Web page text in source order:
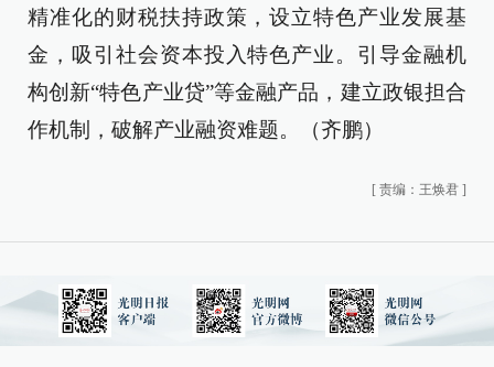
精准化的财税扶持政策，设立特色产业发展基
金，吸引社会资本投入特色产业。引导金融机
构创新“特色产业贷”等金融产品，建立政银担合
作机制，破解产业融资难题。（齐鹏）
[ 责编：王焕君 ]